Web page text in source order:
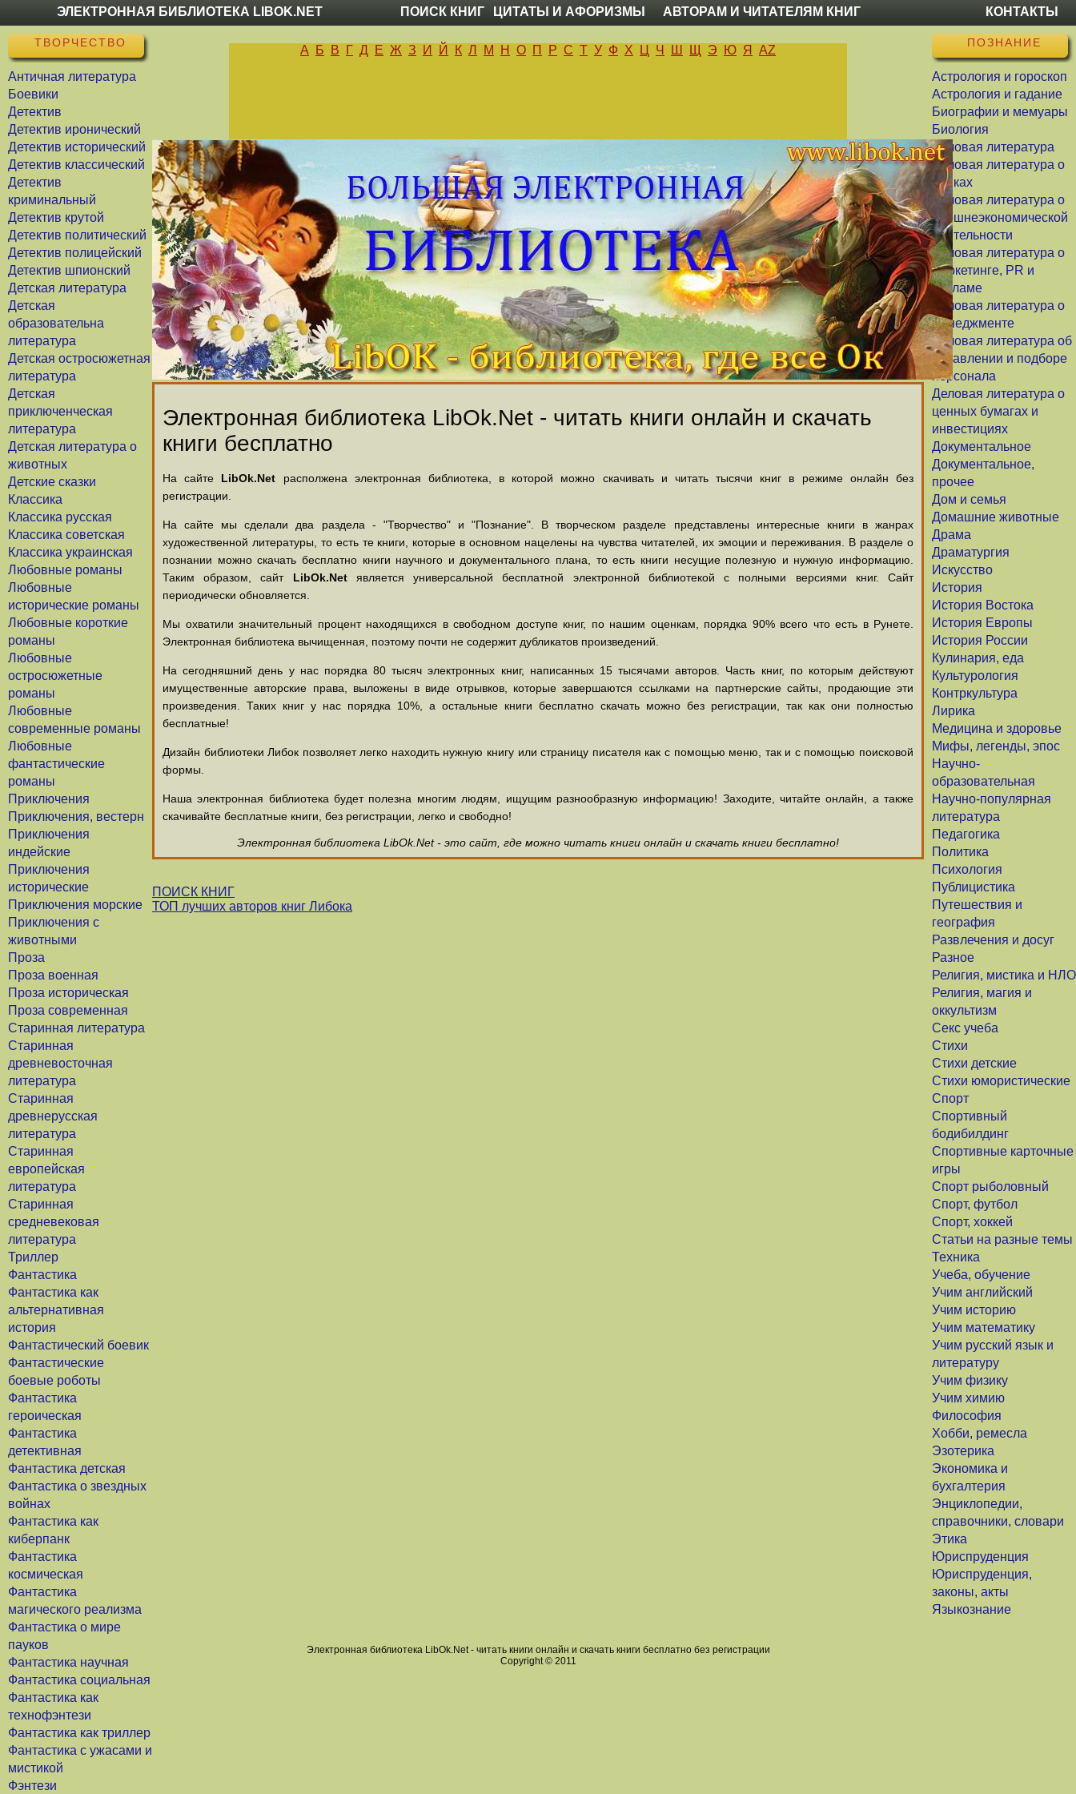
ЭЛЕКТРОННАЯ БИБЛИОТЕКА LIBOK.NET ПОИСК КНИГ ЦИТАТЫ И АФОРИЗМЫ АВТОРАМ И ЧИТАТЕЛЯМ КНИГ КОНТАКТЫ
ТВОРЧЕСТВО
Античная литература
Боевики
Детектив
Детектив иронический
Детектив исторический
Детектив классический
Детектив
криминальный
Детектив крутой
Детектив политический
Детектив полицейский
Детектив шпионский
Детская литература
Детская
образовательна
литература
Детская остросюжетная
литература
Детская
приключенческая
литература
Детская литература о
животных
Детские сказки
Классика
Классика русская
Классика советская
Классика украинская
Любовные романы
Любовные
исторические романы
Любовные короткие
романы
Любовные
остросюжетные
романы
Любовные
современные романы
Любовные
фантастические
романы
Приключения
Приключения, вестерн
Приключения
индейские
Приключения
исторические
Приключения морские
Приключения с
животными
Проза
Проза военная
Проза историческая
Проза современная
Старинная литература
Старинная
древневосточная
литература
Старинная
древнерусская
литература
Старинная
европейская
литература
Старинная
средневековая
литература
Триллер
Фантастика
Фантастика как
альтернативная
история
Фантастический боевик
Фантастические
боевые роботы
Фантастика
героическая
Фантастика
детективная
Фантастика детская
Фантастика о звездных
войнах
Фантастика как
киберпанк
Фантастика
космическая
Фантастика
магического реализма
Фантастика о мире
пауков
Фантастика научная
Фантастика социальная
Фантастика как
технофэнтези
Фантастика как триллер
Фантастика с ужасами и
мистикой
Фэнтези
ПОЗНАНИЕ
Астрология и гороскоп
Астрология и гадание
Биографии и мемуары
Биология
Деловая литература
Деловая литература о
банках
Деловая литература о
внешнеэкономической
деятельности
Деловая литература о
маркетинге, PR и
рекламе
Деловая литература о
менеджменте
Деловая литература об
управлении и подборе
персонала
Деловая литература о
ценных бумагах и
инвестициях
Документальное
Документальное,
прочее
Дом и семья
Домашние животные
Драма
Драматургия
Искусство
История
История Востока
История Европы
История России
Кулинария, еда
Культурология
Контркультура
Лирика
Медицина и здоровье
Мифы, легенды, эпос
Научно-
образовательная
Научно-популярная
литература
Педагогика
Политика
Психология
Публицистика
Путешествия и
география
Развлечения и досуг
Разное
Религия, мистика и НЛО
Религия, магия и
оккультизм
Секс учеба
Стихи
Стихи детские
Стихи юмористические
Спорт
Спортивный
бодибилдинг
Спортивные карточные
игры
Спорт рыболовный
Спорт, футбол
Спорт, хоккей
Статьи на разные темы
Техника
Учеба, обучение
Учим английский
Учим историю
Учим математику
Учим русский язык и
литературу
Учим физику
Учим химию
Философия
Хобби, ремесла
Эзотерика
Экономика и
бухгалтерия
Энциклопедии,
справочники, словари
Этика
Юриспруденция
Юриспруденция,
законы, акты
Языкознание
А Б В Г Д Е Ж З И Й К Л М Н О П Р С Т У Ф Х Ц Ч Ш Щ Э Ю Я AZ
Электронная библиотека LibOk.Net - читать книги онлайн и скачать
книги бесплатно
На сайте LibOk.Net располжена электронная библиотека, в которой можно скачивать и читать тысячи книг в режиме онлайн без
регистрации.
На сайте мы сделали два раздела - "Творчество" и "Познание". В творческом разделе представлены интересные книги в жанрах
художественной литературы, то есть те книги, которые в основном нацелены на чувства читателей, их эмоции и переживания. В разделе о
познании можно скачать бесплатно книги научного и документального плана, то есть книги несущие полезную и нужную информацию.
Таким образом, сайт LibOk.Netявляется универсальной бесплатной электронной библиотекой с полными версиями книг. Сайт
периодически обновляется.
Мы охватили значительный процент находящихся в свободном доступе книг, по нашим оценкам, порядка 90% всего что есть в Рунете.
Электронная библиотека вычищенная, поэтому почти не содержит дубликатов произведений.
На сегодняшний день у нас порядка 80 тысяч электронных книг, написанных 15 тысячами авторов. Часть книг, по которым действуют
имущественные авторские права, выложены в виде отрывков, которые завершаются ссылками на партнерские сайты, продающие эти
произведения. Таких книг у нас порядка 10%, а остальные книги бесплатно скачать можно без регистрации, так как они полностью
бесплатные!
Дизайн библиотеки Либок позволяет легко находить нужную книгу или страницу писателя как с помощью меню, так и с помощью поисковой
формы.
Наша электронная библиотека будет полезна многим людям, ищущим разнообразную информацию! Заходите, читайте онлайн, а также
скачивайте бесплатные книги, без регистрации, легко и свободно!
Электронная библиотека LibOk.Net - это сайт, где можно читать книги онлайн и скачать книги бесплатно!
ПОИСК КНИГ
ТОП лучших авторов книг Либока
Электронная библиотека LibOk.Net - читать книги онлайн и скачать книги бесплатно без регистрации
Copyright © 2011